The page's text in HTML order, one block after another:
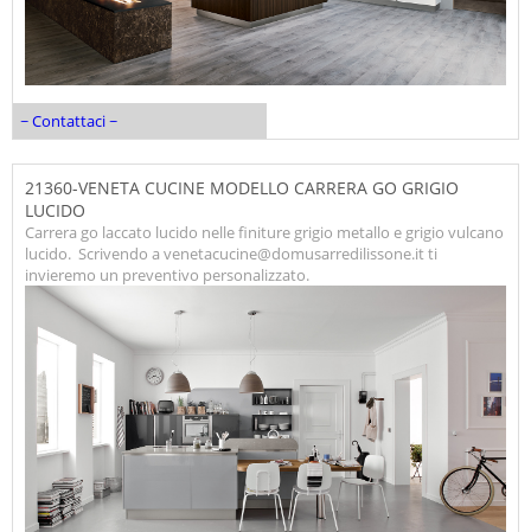
~ Contattaci ~
21360-VENETA CUCINE MODELLO CARRERA GO GRIGIO
LUCIDO
Carrera go laccato lucido nelle finiture grigio metallo e grigio vulcano
lucido. Scrivendo a venetacucine@domusarredilissone.it ti
invieremo un preventivo personalizzato.